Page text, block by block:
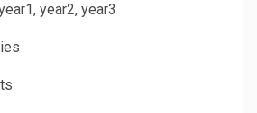
year2, year3